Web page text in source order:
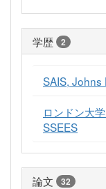
学歴 2
SAIS, Johns
ロンドン大
SSEES
論文 32